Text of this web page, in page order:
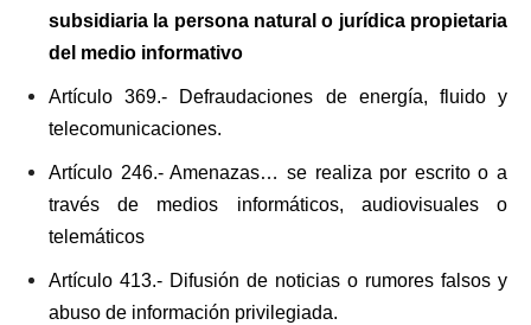
subsidiaria la persona natural o jurídica propietaria
del medio informativo
Artículo 369.- Defraudaciones de energía, fluido y
telecomunicaciones.
Artículo 246.- Amenazas… se realiza por escrito o a
través de medios informáticos, audiovisuales o
telemáticos
Artículo 413.- Difusión de noticias o rumores falsos y
abuso de información privilegiada.